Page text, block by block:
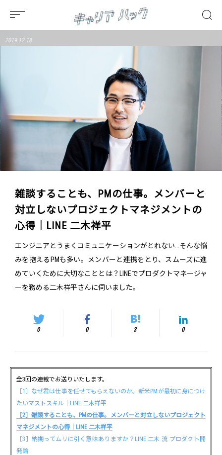
2019.12.18
雑談することも、PMの仕事。メンバーと
対立しないプロジェクトマネジメントの
心得｜LINE 二木祥平
エンジニアとうまくコミュニケーションがとれない...そんな悩
みを抱えるPMも多い。メンバーと連携をとり、スムーズに進
めていくために大切なこととは？LINEでプロダクトマネージャ
ーを務める二木祥平さんに伺いました。
0 0 3 0
全3回の連載でお送りいたします。
［1］なぜ君は仕事を任せてもらえないのか。新米PMが最初に身につけ
たいマストスキル｜LINE 二木祥平
［2］雑談することも、PMの仕事。メンバーと対立しないプロジェクト
マネジメントの心得｜LINE 二木祥平
［3］納期ってムリに引く意味ありますか？LINE 二木 流 プロダクト開
発論